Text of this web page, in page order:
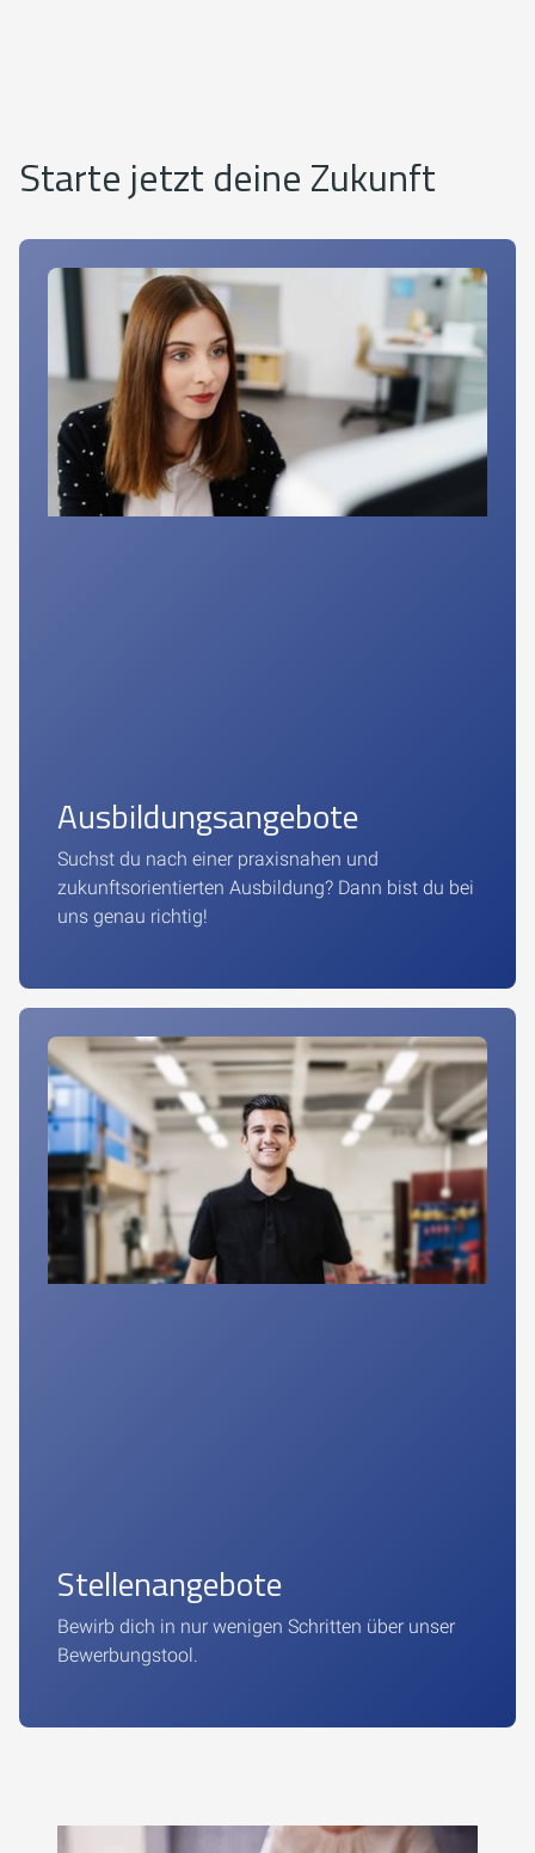
Starte jetzt deine Zukunft
Ausbildungsangebote
Suchst du nach einer praxisnahen und
zukunftsorientierten Ausbildung? Dann bist du bei
uns genau richtig!
Stellenangebote
Bewirb dich in nur wenigen Schritten über unser
Bewerbungstool.